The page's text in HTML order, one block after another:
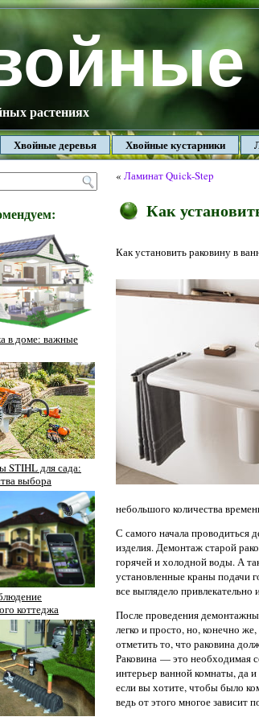
растениях
Хвойные деревья Хвойные кустарники
в доме: важные
STIHL для сада:
выбора
коттеджа
« Ламинат Quick-Step
Как
Как установить раковину в
небольшого количества
С самого начала проводиться
изделия. Демонтаж старой
горячей и холодной воды. А
установленные краны подачи
все выглядело привлекательно
После проведения
легко и просто, но, конечно
отметить то, что раковина
Раковина — это необходимая
интерьер ванной комнаты, да
если вы хотите, чтобы было
ведь от этого многое зависит